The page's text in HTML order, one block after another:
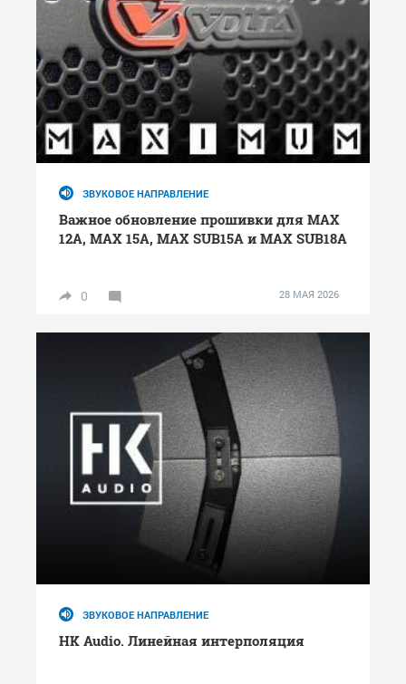
ЗВУКОВОЕ НАПРАВЛЕНИЕ
Важное обновление прошивки для MAX
12A, MAX 15A, MAX SUB15A и MAX SUB18A
0 28 МАЯ 2026
ЗВУКОВОЕ НАПРАВЛЕНИЕ
HK Audio. Линейная интерполяция